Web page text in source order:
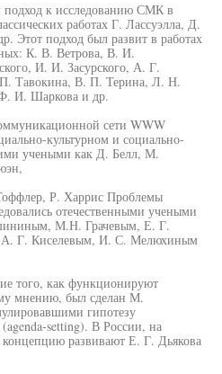
к исследованию СМК в
работах Г. Лассуэлла, Д.
Этот подход был развит в работах
К. В. Ветрова, В. И.
И. И. Засурского, А. Г.
Тавокина, В. П. Терина, Л. Н.
И. Шаркова и др.
сети WWW
культурном и социально-
учеными как Д. Белл, М.
Р. Харрис Проблемы
отечественными учеными
М.Н. Грачевым, Е. Г.
А. Г. Киселевым, И. С. Мелюхиным
того, как функционируют
мнению, был сделан М.
гипотезу
setting). В России, на
развивают Е. Г. Дьякова